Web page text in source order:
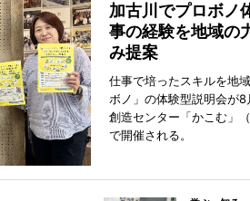
加古川でプロボ
事の経験を地域の
み提案
仕事で培ったスキルを地
ボノ」の体験型説明会が
創造センター「かこむ」
で開催される。